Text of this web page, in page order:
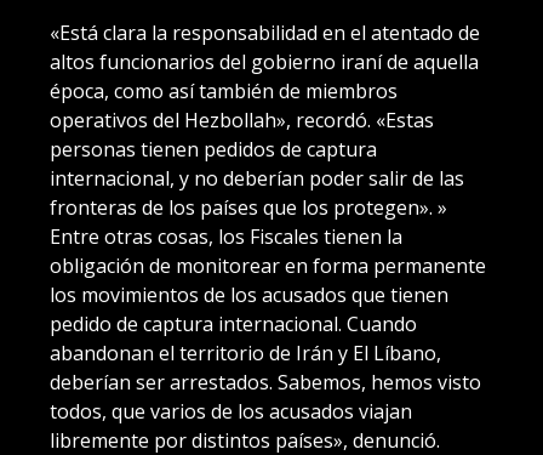
«Está clara la responsabilidad en el atentado de
altos funcionarios del gobierno iraní de aquella
época, como así también de miembros
operativos del Hezbollah», recordó. «Estas
personas tienen pedidos de captura
internacional, y no deberían poder salir de las
fronteras de los países que los protegen». »
Entre otras cosas, los Fiscales tienen la
obligación de monitorear en forma permanente
los movimientos de los acusados que tienen
pedido de captura internacional. Cuando
abandonan el territorio de Irán y El Líbano,
deberían ser arrestados. Sabemos, hemos visto
todos, que varios de los acusados viajan
libremente por distintos países», denunció.